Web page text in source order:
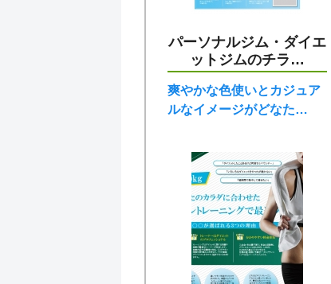
パーソナルジム・ダイエ
ットジムのチラ…
爽やかな色使いとカジュア
ルなイメージがどなた…